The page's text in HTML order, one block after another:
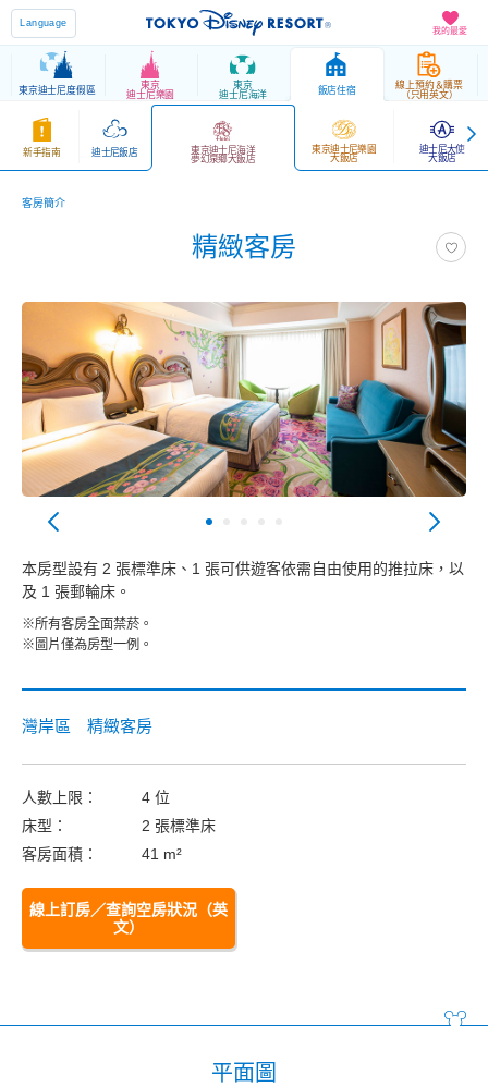
我的最愛
Language
東京迪士尼度假區
東京
迪士尼樂園
東京
迪士尼海洋
飯店住宿
線上預約＆購票
（只用英文）
新手指南 迪士尼飯店 東京迪士尼海洋
夢幻泉鄉大飯店
東京迪士尼樂園
大飯店
迪士尼大使
大飯店
客房簡介
精緻客房
本房型設有 2 張標準床、1 張可供遊客依需自由使用的推拉床，以
及 1 張郵輪床。
※所有客房全面禁菸。
※圖片僅為房型一例。
灣岸區 精緻客房
人數上限：
4 位
床型：
2 張標準床
客房面積：
41 m²
線上訂房／查詢空房狀況（英
文）
平面圖